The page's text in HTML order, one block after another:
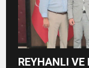
REYHANLI VE